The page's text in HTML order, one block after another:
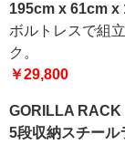
195cm x 61cm x
ボルトレスで組
ク。
￥29,800
GORILLA RACK
5段収納スチール